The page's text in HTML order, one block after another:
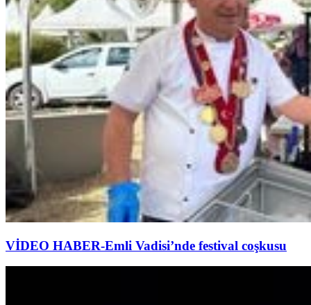
VİDEO HABER-Emli Vadisi’nde festival coşkusu